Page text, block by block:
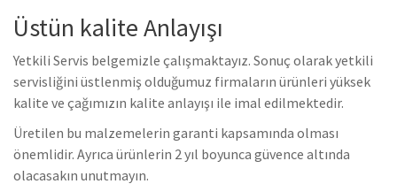
Üstün kalite Anlayışı
Yetkili Servis belgemizle çalışmaktayız. Sonuç olarak yetkili
servisliğini üstlenmiş olduğumuz firmaların ürünleri yüksek
kalite ve çağımızın kalite anlayışı ile imal edilmektedir.
Üretilen bu malzemelerin garanti kapsamında olması
önemlidir. Ayrıca ürünlerin 2 yıl boyunca güvence altında
olacasakın unutmayın.